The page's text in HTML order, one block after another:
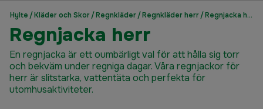
Hylte /Kläder och Skor/Regnkläder/Regnkläder herr/ Regnjacka herr
Regnjacka herr
En regnjacka är ett oumbärligt val för att hålla sig torr
och bekväm under regniga dagar. Våra regnjackor för
herr är slitstarka, vattentäta och perfekta för
utomhusaktiviteter.